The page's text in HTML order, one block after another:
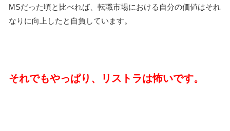
MSだった頃と比べれば、転職市場における自分の価値はそれ
なりに向上したと自負しています。
それでもやっぱり、リストラは怖いです。